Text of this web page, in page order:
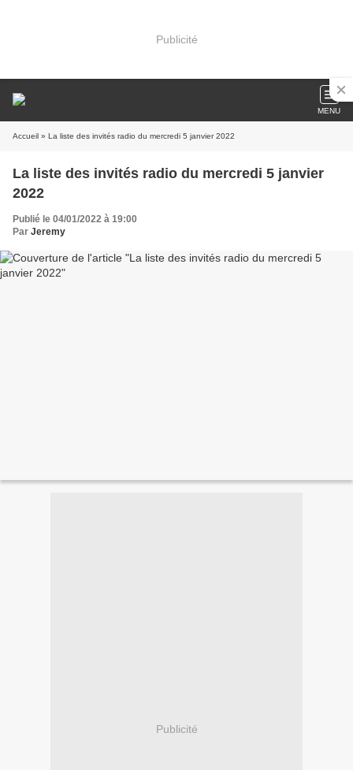
Publicité
MENU
Accueil » La liste des invités radio du mercredi 5 janvier 2022
La liste des invités radio du mercredi 5 janvier
2022
Publié le 04/01/2022 à 19:00
Par Jeremy
Publicité